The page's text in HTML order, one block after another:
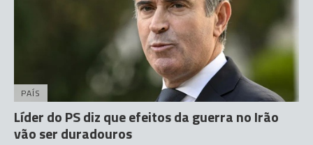
PAÍS
Líder do PS diz que efeitos da guerra no Irão
vão ser duradouros